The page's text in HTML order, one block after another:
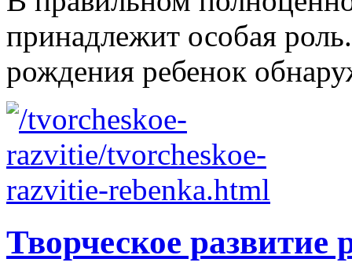
принадлежит особая
рождения ребенок
Творческое развитие